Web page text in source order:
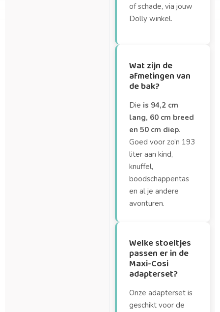
of schade, via jouw
Dolly winkel.
Wat zijn de
afmetingen van
de bak?
Die is 94,2 cm
lang, 60 cm breed
en 50 cm diep.
Goed voor zo’n 193
liter aan kind,
knuffel,
boodschappentas
en al je andere
avonturen.
Welke stoeltjes
passen er in de
Maxi-Cosi
adapterset?
Onze adapterset is
geschikt voor de